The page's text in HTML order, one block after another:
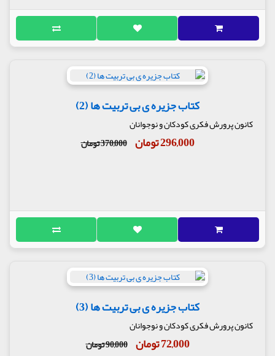
کتاب جزیره ی بی تربیت ها (2)
کانون پرورش فکری کودکان و نوجوانان
296,000 تومان 370,000 تومان
کتاب جزیره ی بی تربیت ها (3)
کانون پرورش فکری کودکان و نوجوانان
72,000 تومان 90,000 تومان